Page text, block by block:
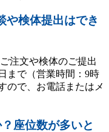
や検体提出はでき
注文や検体のご提出
まで（営業時間：9時
ので、お電話またはメ
座位数が多いと